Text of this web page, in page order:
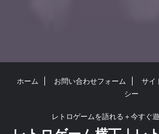
ホーム お問い合わせフォーム サイ
シー
レトロゲームを語れる＋今すぐ